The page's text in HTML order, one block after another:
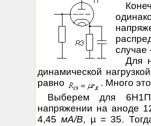
случае
Для
динамической
равно
. Много
Выберем для
напряжении на аноде
4,45мА/В, µ = 35.